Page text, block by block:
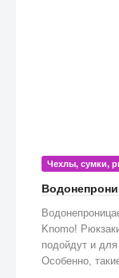
Чехлы, сумки,
Knomo!
подойдут и
Особенно,